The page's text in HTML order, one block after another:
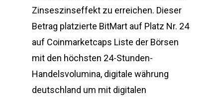
Zinseszinseffekt zu erreichen. Dieser
Betrag platzierte BitMart auf Platz Nr. 24
auf Coinmarketcaps Liste der Börsen
mit den höchsten 24-Stunden-
Handelsvolumina, digitale währung
deutschland um mit digitalen